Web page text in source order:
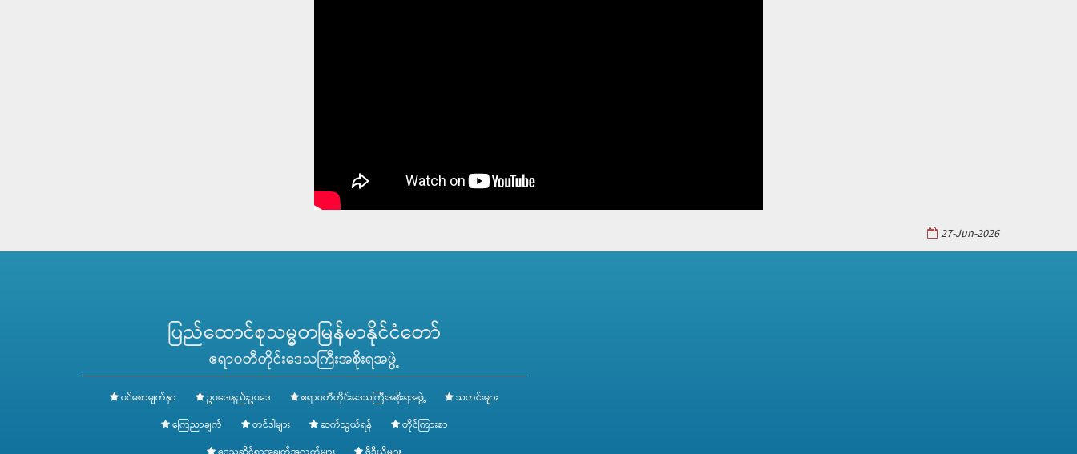
27-Jun-2026
ပြည်ထောင်စုသမ္မတမြန်မာနိုင်ငံတော်
ဧရာဝတီတိုင်းဒေသကြီးအစိုးရအဖွဲ့
ပင်မစာမျက်နှာ ဥပဒေ၊နည်းဥပဒေ ဧရာဝတီတိုင်းဒေသကြီးအစိုးရအဖွဲ့
သတင်းများ
ကြေညာချက်
တင်ဒါများ ဆက်သွယ်ရန်
တိုင်ကြားစာ